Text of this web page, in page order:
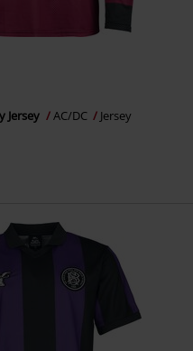
Jersey AC/DC Jersey